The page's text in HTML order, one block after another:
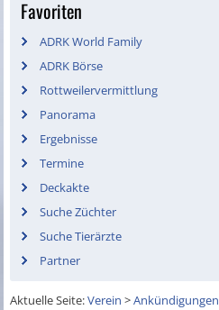
Favoriten
ADRK World Family
ADRK Börse
Rottweilervermittlung
Panorama
Ergebnisse
Termine
Deckakte
Suche Züchter
Suche Tierärzte
Partner
Aktuelle Seite:Verein >Ankündigungen